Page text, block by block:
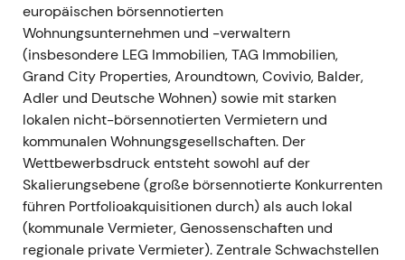
21. November – 7. Dezember 2021
Vollständig gezeichnete Kapitalerhöhung
angekündigt (201.340.062 neue Aktien;
Verhältnis 20:7; Bezugspreis 40 Euro;
Bruttoerlös rund 8,05–8,1 Mrd. Euro) zur
Ablösung der Akquisitionsbrückenkredite;
Kapitalerhöhung eingetragen und
abgeschlossen Anfang Dezember 2021[25],
[28],[32].
Die Finanzierung vervollständigte die
Deutsche-Wohnen-Übernahme, führte aber zu
europäischen börsennotierten
Wohnungsunternehmen und -verwaltern
(insbesondere LEG Immobilien, TAG Immobilien,
Grand City Properties, Aroundtown, Covivio, Balder,
Adler und Deutsche Wohnen) sowie mit starken
lokalen nicht-börsennotierten Vermietern und
kommunalen Wohnungsgesellschaften. Der
Wettbewerbsdruck entsteht sowohl auf der
Skalierungsebene (große börsennotierte Konkurrenten
führen Portfolioakquisitionen durch) als auch lokal
(kommunale Vermieter, Genossenschaften und
regionale private Vermieter). Zentrale Schwachstellen